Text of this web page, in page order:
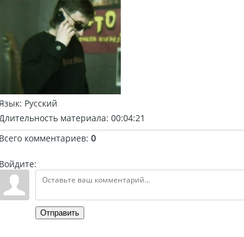
Язык: Русский
Длительность материала: 00:04:21
Всего комментариев: 0
Войдите:
Отправить